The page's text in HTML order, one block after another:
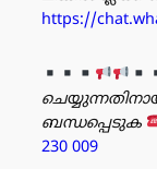
https://
ബന്ധപ്പെടുക
230 009